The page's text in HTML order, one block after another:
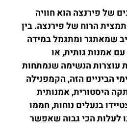
של פירנצה הוא חוויה
הרוח של פירנצה. בין
שמאתגר ומתגמל במידה
אמנות גותית, או
עוצרות הנשימה שנמתחות
הביניים הזה, הקמפנילה
היסטורית, אמנותית
בנעלים נוחות, חממו
לעלות הכי גבוה שאפשר